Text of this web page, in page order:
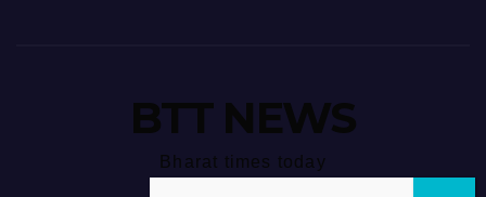
BTT NEWS
Bharat times today